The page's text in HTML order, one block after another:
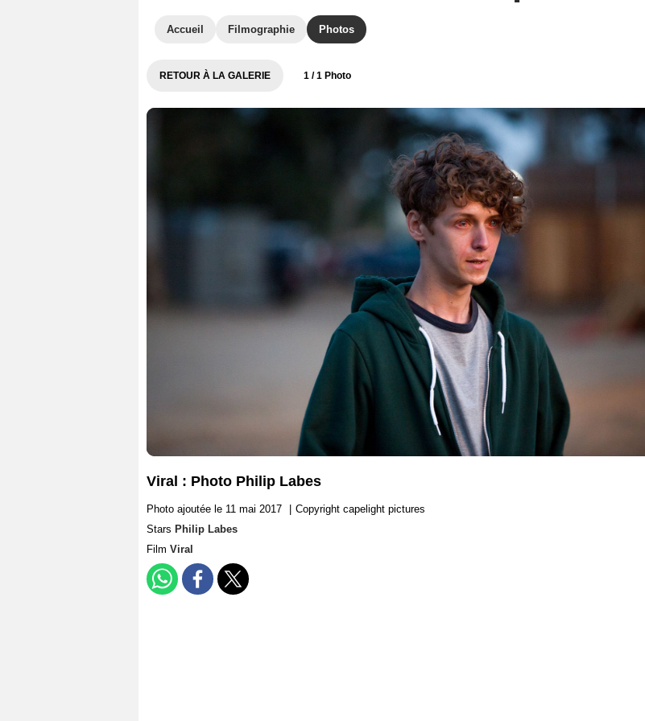
Accueil Filmographie Photos
RETOUR À LA GALERIE 1 / 1 Photo
Viral : Photo Philip Labes
Photo ajoutée le 11 mai 2017
Copyright capelight pictures
Stars Philip Labes
Film Viral